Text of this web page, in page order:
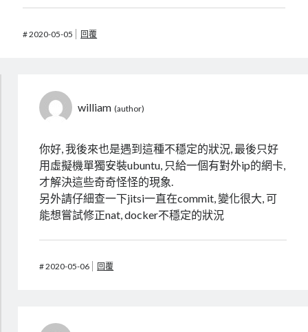
#2020-05-05 回覆
william
你好, 我後來也是遇到這種不穩定的狀況, 最後只好
用虛擬機單獨安裝ubuntu, 只給一個有對外ip的網卡,
才解決這些奇奇怪怪的現象.
另外請仔細查一下jitsi一直在commit, 變化很大, 可
能想嘗試修正nat, docker不穩定的狀況
#2020-05-06 回覆